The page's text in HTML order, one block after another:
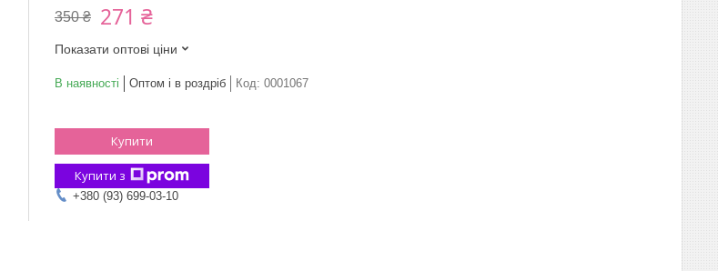
350 ₴ 271 ₴
Показати оптові ціни
В наявності Оптом і в роздріб Код: 0001067
Купити
Купити з
+380 (93) 699-03-10